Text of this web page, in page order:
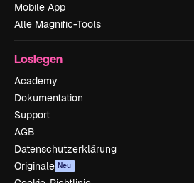
Mobile App
Alle Magnific-Tools
Loslegen
Academy
Dokumentation
Support
AGB
Datenschutzerklärung
Originale Neu